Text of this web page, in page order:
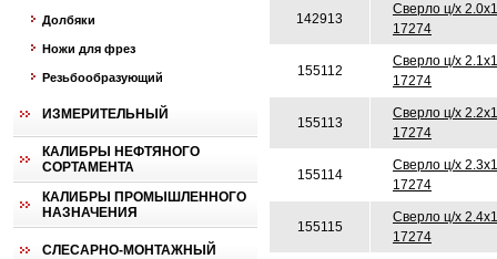
Долбяки
Ножи для фрез
Резьбообразующий
ИЗМЕРИТЕЛЬНЫЙ
КАЛИБРЫ НЕФТЯНОГО
СОРТАМЕНТА
КАЛИБРЫ ПРОМЫШЛЕННОГО
НАЗНАЧЕНИЯ
СЛЕСАРНО-МОНТАЖНЫЙ
142913
Сверло ц/х
17274
155112
Сверло ц/х
17274
155113
Сверло ц/х
17274
155114
Сверло ц/х
17274
155115
Сверло ц/х
17274